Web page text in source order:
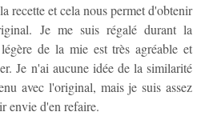
recette et cela nous permet d'obtenir
Je me suis régalé durant la
de la mie est très agréable et
Je n'ai aucune idée de la similarité
avec l'original, mais je suis assez
envie d'en refaire.